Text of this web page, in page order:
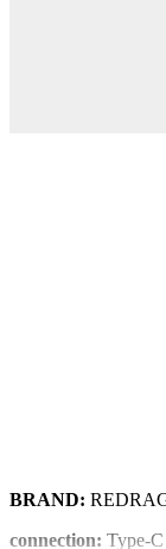
BRAND:
connection: Type-